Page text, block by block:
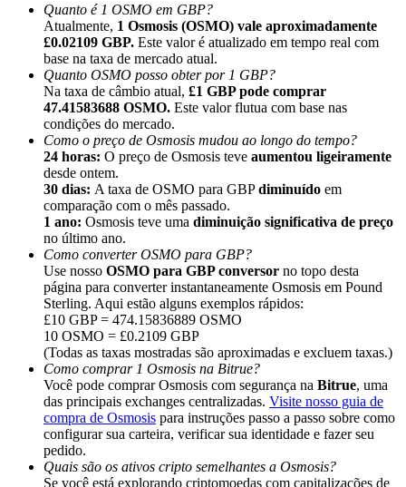
Indicação
Convide um amigo para receber recompensas em dinheiro
Deposit CASHCAT & Win
Deposit CASHCAT & Win
Share 500000 CASHCAT prize pool
Exclusive for BitMart Users
Quanto é 1 OSMO em GBP?
Atualmente, 1 Osmosis (OSMO) vale aproximadamente
£0.02109 GBP. Este valor é atualizado em tempo real com
base na taxa de mercado atual.
Quanto OSMO posso obter por 1 GBP?
Na taxa de câmbio atual, £1 GBP pode comprar
47.41583688 OSMO. Este valor flutua com base nas
condições do mercado.
Como o preço de Osmosis mudou ao longo do tempo?
24 horas: O preço de Osmosis teve aumentou ligeiramente
desde ontem.
30 dias: A taxa de OSMO para GBPdiminuído em
comparação com o mês passado.
1 ano: Osmosis teve uma diminuição significativa de preço
no último ano.
Como converter OSMO para GBP?
Use nosso OSMO para GBP conversor no topo desta
página para converter instantaneamente Osmosis em Pound
Sterling. Aqui estão alguns exemplos rápidos:
£10 GBP = 474.15836889 OSMO
10 OSMO = £0.2109 GBP
(Todas as taxas mostradas são aproximadas e excluem taxas.)
Como comprar 1 Osmosis na Bitrue?
Você pode comprar Osmosis com segurança na Bitrue, uma
das principais exchanges centralizadas. Visite nosso guia de
compra de Osmosis para instruções passo a passo sobre como
configurar sua carteira, verificar sua identidade e fazer seu
pedido.
Quais são os ativos cripto semelhantes a Osmosis?
Se você está explorando criptomoedas com capitalizações de